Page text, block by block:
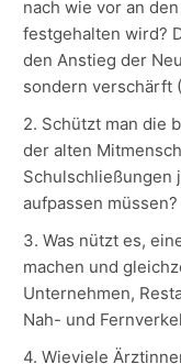
nach wie vor an
festgehalten wird?
den Anstieg der
sondern verschärft
2. Schützt man die
der alten
Schulschließungen
aufpassen müssen?
3. Was nützt es,
machen und
Unternehmen,
Nah- und
4. Wieviele